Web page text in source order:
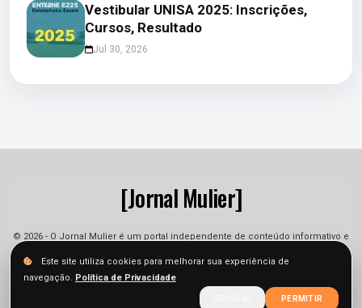
Vestibular UNISA 2025: Inscrições,
Cursos, Resultado
Jul 30, 2026
[Jornal Mulier]
© 2026 - O Jornal Mulier é um portal independente de conteúdo informativo e
jornalístico. As informações podem sofrer alterações.
Privacidade
Este site utiliza cookies para melhorar sua experiência de
navegação. Política de Privacidade
PERMITIR